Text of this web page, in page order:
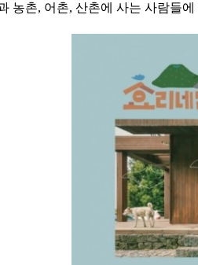
농촌, 어촌, 산촌에 사는 사람들